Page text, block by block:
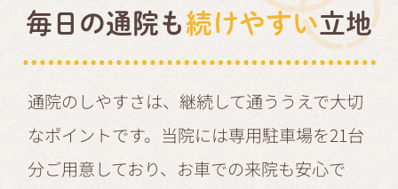
毎日の通院も続けやすい立地
通院のしやすさは、継続して通ううえで大切
なポイントです。当院には専用駐車場を21台
分ご用意しており、お車での来院も安心で